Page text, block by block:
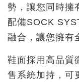
勢，讓您同時擁
配備SOCK
融合，讓您擁有
鞋面採用高品質
售系統加持，可